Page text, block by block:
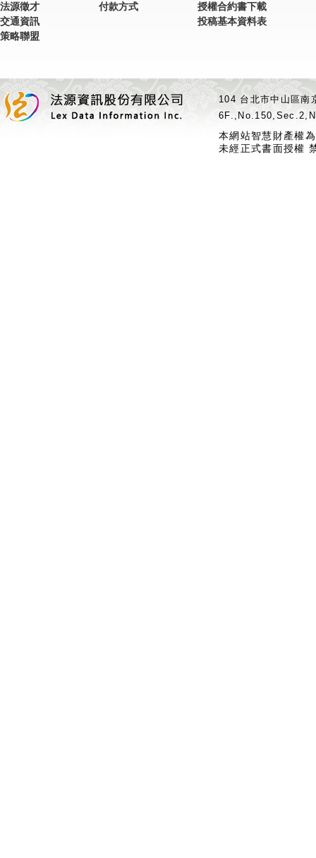
法源徵才
交通資訊
策略聯盟
付款方式
授權合約書下載
投稿基本資料表
104 台北市中山區
本網站智慧財產權
未經正式書面授權